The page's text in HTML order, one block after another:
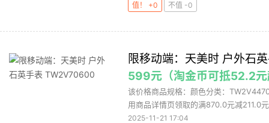
值！ +0
不值 -0
限移动端：天美时 户外石
599元（淘金币可抵52.2
该价格商品规格：颜色分类：
用商品详情页领取的满870.0元减211.0
2025-11-21 17:04